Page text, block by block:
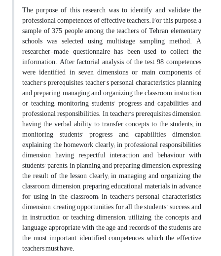
The purpose of this research was to identify and validate the
professional competences of effective teachers. For this purpose, a
sample of 375 people among the teachers of Tehran elementary
schools was selected using multistage sampling method. A
researcher-made questionnaire has been used to collect the
information. After factorial analysis of the test, 98 competences
were identified in seven dimensions or main components of
teacher’s prerequisites, teacher’s personal characteristics, planning
and preparing, managing and organizing the classroom, instuction
or teaching, monitoring students’ progress and capabilities and
professional responsibilities. In teacher’s prerequisites dimension,
having the verbal ability to transfer concepts to the students; in
monitoring students’ progress and capabilities dimension,
explaining the homework clearly; in professional responsibilities
dimension, having respectful interaction and behaviour with
students’ parents; in planning and preparing dimension, expressing
the result of the lesson clearly; in managing and organizing the
classroom dimension, preparing educational materials in advance
for using in the classroom; in teacher’s personal characteristics
dimension, creating opportunities for all the students’ success, and
in instruction or teaching dimension, utilizing the concepts and
language appropriate with the age and records of the students are
the most important identified competences which the effective
teachers must have.